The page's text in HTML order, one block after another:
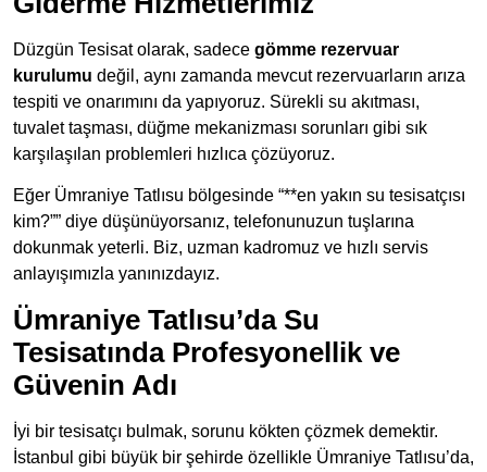
Düzgün Tesisat olarak, sadece gömme rezervuar
kurulumu değil, aynı zamanda mevcut rezervuarların arıza
tespiti ve onarımını da yapıyoruz. Sürekli su akıtması,
tuvalet taşması, düğme mekanizması sorunları gibi sık
karşılaşılan problemleri hızlıca çözüyoruz.
Eğer Ümraniye Tatlısu bölgesinde “**en yakın su tesisatçısı
kim?”” diye düşünüyorsanız, telefonunuzun tuşlarına
dokunmak yeterli. Biz, uzman kadromuz ve hızlı servis
anlayışımızla yanınızdayız.
Ümraniye Tatlısu’da Su
Tesisatında Profesyonellik ve
Güvenin Adı
İyi bir tesisatçı bulmak, sorunu kökten çözmek demektir.
İstanbul gibi büyük bir şehirde özellikle Ümraniye Tatlısu’da,